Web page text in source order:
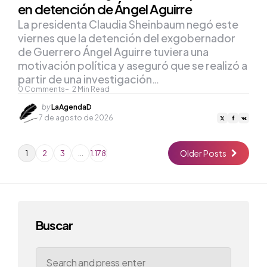
en detención de Ángel Aguirre
0 Comments 2 Min Read
La presidenta Claudia Sheinbaum negó este
viernes que la detención del exgobernador
de Guerrero Ángel Aguirre tuviera una
motivación política y aseguró que se realizó a
partir de una investigación…
Posted
by
byLaAgendaD
7 de agosto de 2026
1 2 3 1.178 Older Posts
Buscar
Search
for: